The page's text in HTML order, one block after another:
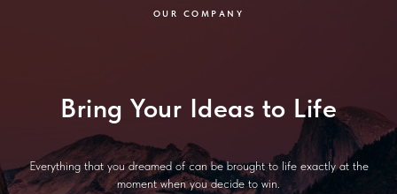
OUR COMPANY
Bring Your Ideas to Life
Everything that you dreamed of can be brought to life exactly at the
moment when you decide to win.